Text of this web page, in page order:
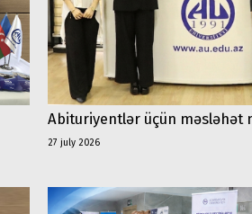
Abituriyentlər üçün məsləhət
27 july 2026